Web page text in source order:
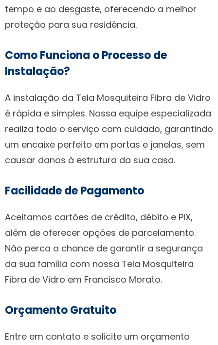
tempo e ao desgaste, oferecendo a melhor
proteção para sua residência.
Como Funciona o Processo de
Instalação?
A instalação da Tela Mosquiteira Fibra de Vidro
é rápida e simples. Nossa equipe especializada
realiza todo o serviço com cuidado, garantindo
um encaixe perfeito em portas e janelas, sem
causar danos à estrutura da sua casa.
Facilidade de Pagamento
Aceitamos cartões de crédito, débito e PIX,
além de oferecer opções de parcelamento.
Não perca a chance de garantir a segurança
da sua família com nossa Tela Mosquiteira
Fibra de Vidro em Francisco Morato.
Orçamento Gratuito
Entre em contato e solicite um orçamento